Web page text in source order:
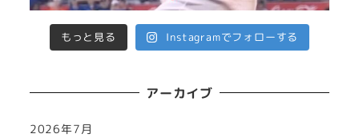
もっと見る Instagramでフォローする
アーカイブ
2026年7月